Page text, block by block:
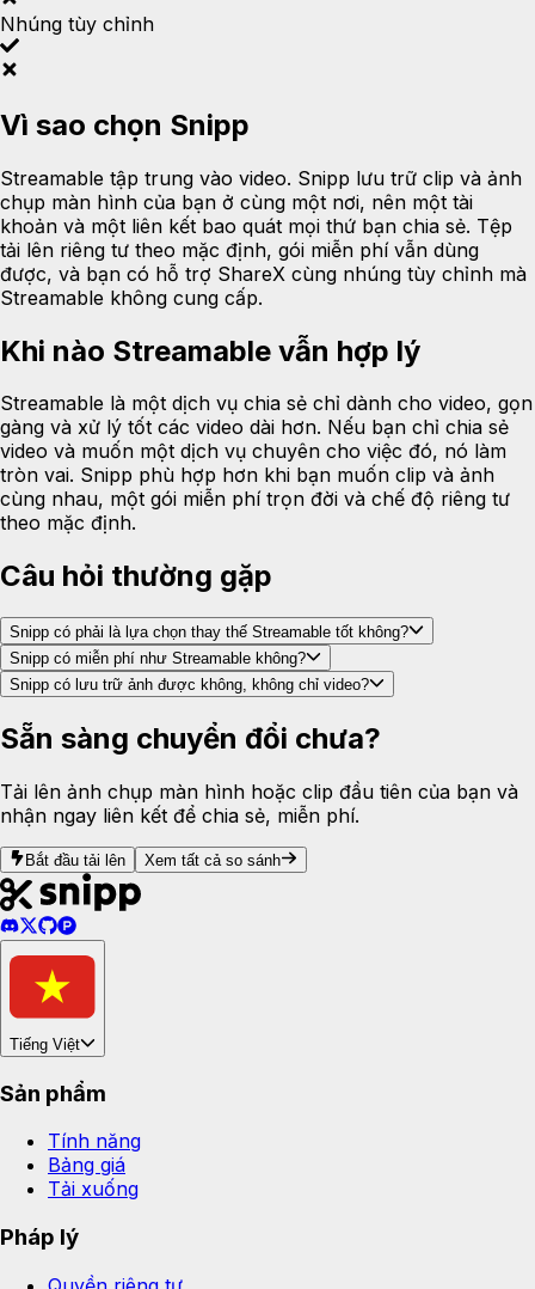
Nhúng tùy chỉnh
Vì sao chọn Snipp
Streamable tập trung vào video. Snipp lưu trữ clip và ảnh
chụp màn hình của bạn ở cùng một nơi, nên một tài
khoản và một liên kết bao quát mọi thứ bạn chia sẻ. Tệp
tải lên riêng tư theo mặc định, gói miễn phí vẫn dùng
được, và bạn có hỗ trợ ShareX cùng nhúng tùy chỉnh mà
Streamable không cung cấp.
Khi nào Streamable vẫn hợp lý
Streamable là một dịch vụ chia sẻ chỉ dành cho video, gọn
gàng và xử lý tốt các video dài hơn. Nếu bạn chỉ chia sẻ
video và muốn một dịch vụ chuyên cho việc đó, nó làm
tròn vai. Snipp phù hợp hơn khi bạn muốn clip và ảnh
cùng nhau, một gói miễn phí trọn đời và chế độ riêng tư
theo mặc định.
Câu hỏi thường gặp
Snipp có phải là lựa chọn thay thế Streamable tốt không?
Snipp có miễn phí như Streamable không?
Snipp có lưu trữ ảnh được không, không chỉ video?
Sẵn sàng chuyển đổi chưa?
Tải lên ảnh chụp màn hình hoặc clip đầu tiên của bạn và
nhận ngay liên kết để chia sẻ, miễn phí.
Bắt đầu tải lên Xem tất cả so sánh
Tiếng Việt
Sản phẩm
Tính năng
Bảng giá
Tải xuống
Pháp lý